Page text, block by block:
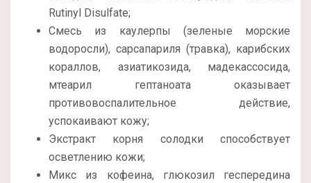
Rutinyl Disulfate;
Смесь из каулерпы (зеленые морские
водоросли), сарсапариля (травка), карибских
кораллов, азиатикозида, мадекассосида,
мтеарил гептаноата оказывает
противовоспалительное действие,
успокаивают кожу;
Экстракт корня солодки способствует
осветлению кожи;
Микс из кофеина, глюкозил геспередина